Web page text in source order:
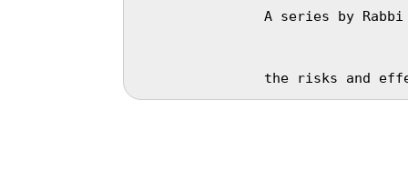
A series by
the risks and